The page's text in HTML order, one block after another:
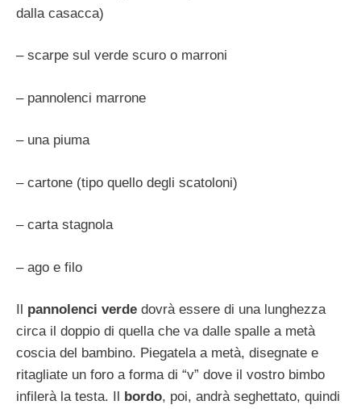
dalla casacca)
– scarpe sul verde scuro o marroni
– pannolenci marrone
– una piuma
– cartone (tipo quello degli scatoloni)
– carta stagnola
– ago e filo
pannolenci verde dovrà essere di una lunghezza
circa il doppio di quella che va dalle spalle a metà
coscia del bambino. Piegatela a metà, disegnate e
ritagliate un foro a forma di “v” dove il vostro bimbo
infilerà la testa. Il
bordo, poi, andrà seghettato, quindi